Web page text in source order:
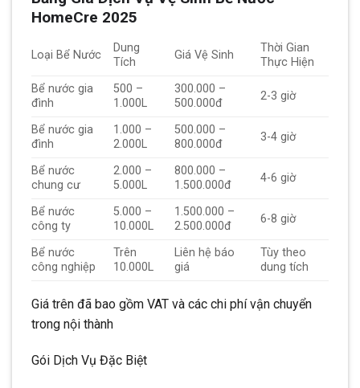
HomeCre 2025
Loại Bể Nước
Dung
Tích
Giá Vệ Sinh
Thời Gian
Thực Hiện
Bể nước gia
đình
500 –
1.000L
300.000 –
500.000đ
2-3 giờ
Bể nước gia
đình
1.000 –
2.000L
500.000 –
800.000đ
3-4 giờ
Bể nước
chung cư
2.000 –
5.000L
800.000 –
1.500.000đ
4-6 giờ
Bể nước
công ty
5.000 –
10.000L
1.500.000 –
2.500.000đ
6-8 giờ
Bể nước
công nghiệp
Trên
10.000L
Liên hệ báo
giá
Tùy theo
dung tích
Giá trên đã bao gồm VAT và các chi phí vận chuyển
trong nội thành
Gói Dịch Vụ Đặc Biệt